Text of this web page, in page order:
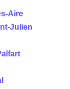
Aire
Julien